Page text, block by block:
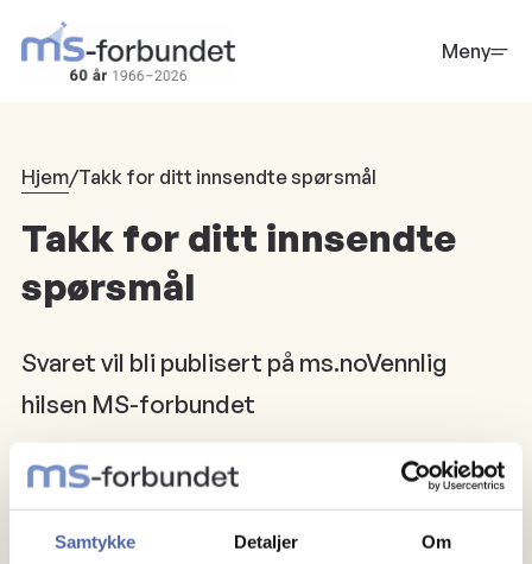
Samtykke Detaljer Om
hovedinnhold
Meny
Hjem/Takk for ditt innsendte spørsmål
Takk for ditt innsendte
spørsmål
Svaret vil bli publisert på ms.noVennlig
hilsen MS-forbundet